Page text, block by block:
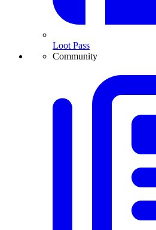
Loot Pass
Community